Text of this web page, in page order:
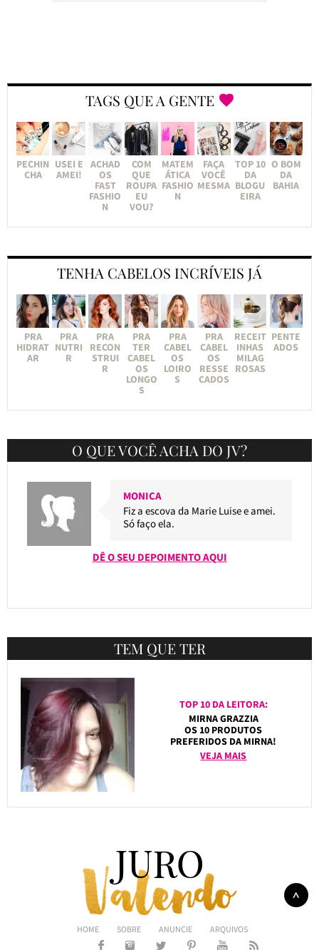
TAGS QUE A GENTE
PECHIN
CHA
USEI E
AMEI!
ACHAD
OS
FAST
FASHIO
N
COM
QUE
ROUPA
EU
VOU?
MATEM
ÁTICA
FASHIO
N
FAÇA
VOCÊ
MESMA
TOP 10
DA
BLOGU
EIRA
O BOM
DA
BAHIA
TENHA CABELOS INCRÍVEIS JÁ
PRA
HIDRAT
AR
PRA
NUTRI
R
PRA
RECON
STRUI
R
PRA
TER
CABEL
OS
LONGO
S
PRA
CABEL
OS
LOIRO
S
PRA
CABEL
OS
RESSE
CADOS
RECEIT
INHAS
MILAG
ROSAS
PENTE
ADOS
O QUE VOCÊ ACHA DO JV?
MONICA
Fiz a escova da Marie Luise e amei.
Só faço ela.
DÊ O SEU DEPOIMENTO AQUI
TEM QUE TER
TOP 10 DA LEITORA:
MIRNA GRAZZIA
OS 10 PRODUTOS
PREFERIDOS DA MIRNA!
VEJA MAIS
HOME SOBRE ANUNCIE ARQUIVOS